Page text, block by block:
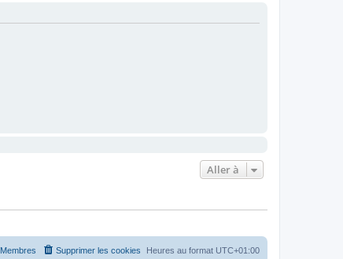
Aller à
Heures au format UTC+01:00
Supprimer les cookies
Membres